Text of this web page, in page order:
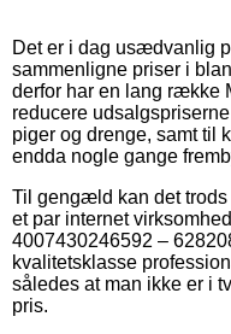
Det er i dag usædvanlig
sammenligne priser i
derfor har en lang række
reducere
piger og drenge, samt til
endda nogle gange
Til gengæld kan det
et par internet
4007430246592 –
kvalitetsklasse
således at man ikke er i
pris.